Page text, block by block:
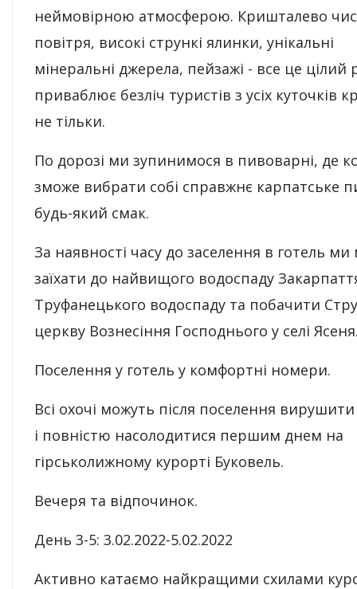
неймовірною атмосферою. Кришталево
повітря, високі стрункі ялинки, унікальні
мінеральні джерела, пейзажі - все це цілий
приваблює безліч туристів з усіх куточків
не тільки.
По дорозі ми зупинимося в пивоварні, де
зможе вибрати собі справжнє карпатське
будь-який смак.
За наявності часу до заселення в готель
заїхати до найвищого водоспаду
Труфанецького водоспаду та побачити
церкву Вознесіння Господнього у селі
Поселення у готель у комфортні номери.
Всі охочі можуть після поселення
і повністю насолодитися першим днем ​​на
гірськолижному курорті Буковель.
Вечеря та відпочинок.
День 3-5: 3.02.2022-5.02.2022
Активно катаємо найкращими схилами